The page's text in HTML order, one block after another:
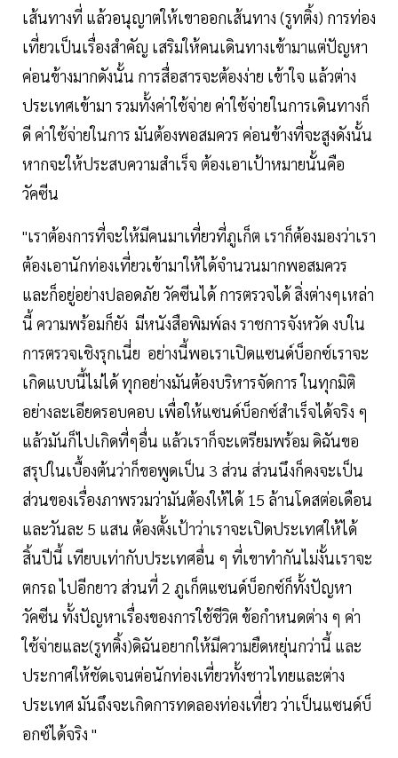
เส้นทางที่ แล้วอนุญาตให้เขาออกเส้นทาง (รูทติ้ง) การท่อง
เที่ยวเป็นเรื่องสำคัญ เสริมให้คนเดินทางเข้ามาแต่ปัญหา
ค่อนข้างมากดังนั้น การสื่อสารจะต้องง่าย เข้าใจ แล้วต่าง
ประเทศเข้ามา รวมทั้งค่าใช้จ่าย ค่าใช้จ่ายในการเดินทางก็
ดี ค่าใช้จ่ายในการ มันต้องพอสมควร ค่อนข้างที่จะสูงดังนั้น
หากจะให้ประสบความสำเร็จ ต้องเอาเป้าหมายนั้นคือ
วัคซีน
"เราต้องการที่จะให้มีคนมาเที่ยวที่ภูเก็ต เราก็ต้องมองว่าเรา
ต้องเอานักท่องเที่ยวเข้ามาให้ได้จำนวนมากพอสมควร
และก็อยู่อย่างปลอดภัย วัคซีนได้ การตรวจได้ สิ่งต่างๆเหล่า
นี้ ความพร้อมก็ยัง มีหนังสือพิมพ์ลง ราชการจังหวัด งบใน
การตรวจเชิงรุกเนี่ย อย่างนี้พอเราเปิดแซนด์บ็อกซ์เราจะ
เกิดแบบนี้ไม่ได้ ทุกอย่างมันต้องบริหารจัดการ ในทุกมิติ
อย่างละเอียดรอบคอบ เพื่อให้แซนด์บ็อกซ์สำเร็จได้จริง ๆ
แล้วมันก็ไปเกิดที่ๆอื่น แล้วเราก็จะเตรียมพร้อม ดิฉันขอ
สรุปในเบื้องต้นว่าก็ขอพูดเป็น 3 ส่วน ส่วนนึงก็คงจะเป็น
ส่วนของเรื่องภาพรวมว่ามันต้องให้ได้ 15 ล้านโดสต่อเดือน
และวันละ 5 แสน ต้องตั้งเป้าว่าเราจะเปิดประเทศให้ได้
สิ้นปีนี้ เทียบเท่ากับประเทศอื่น ๆ ที่เขาทำกันไม่งั้นเราจะ
ตกรถ ไปอีกยาว ส่วนที่ 2 ภูเก็ตแซนด์บ็อกซ์ก็ทั้งปัญหา
วัคซีน ทั้งปัญหาเรื่องของการใช้ชีวิต ข้อกำหนดต่าง ๆ ค่า
ใช้จ่ายและ(รูทติ้ง)ดิฉันอยากให้มีความยืดหยุ่นกว่านี้ และ
ประกาศให้ชัดเจนต่อนักท่องเที่ยวทั้งชาวไทยและต่าง
ประเทศ มันถึงจะเกิดการทดลองท่องเที่ยว ว่าเป็นแซนด์บ็
อกซ์ได้จริง "